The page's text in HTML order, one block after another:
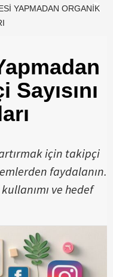
YAPMADAN ORGANIK
için takipçi
faydalanın.
ve hedef